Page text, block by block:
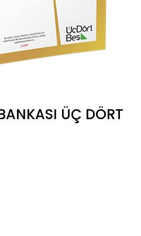
ÜÇ DÖRT